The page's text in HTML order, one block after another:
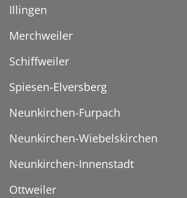
Illingen
Merchweiler
Schiffweiler
Spiesen-Elversberg
Neunkirchen-Furpach
Neunkirchen-Wiebelskirchen
Neunkirchen-Innenstadt
Ottweiler